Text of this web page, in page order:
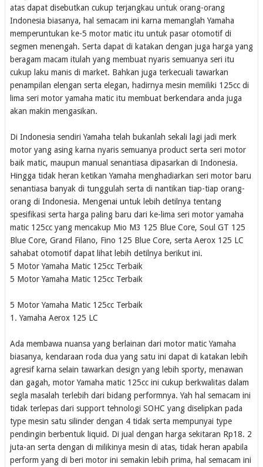
atas dapat disebutkan cukup terjangkau untuk orang-orang
Indonesia biasanya, hal semacam ini karna memanglah Yamaha
memperuntukan ke-5 motor matic itu untuk pasar otomotif di
segmen menengah. Serta dapat di katakan dengan juga harga yang
beragam macam itulah yang membuat nyaris semuanya seri itu
cukup laku manis di market. Bahkan juga terkecuali tawarkan
penampilan elengan serta elegan, hadirnya mesin memiliki 125cc di
lima seri motor yamaha matic itu membuat berkendara anda juga
akan makin mengasikan.
Di Indonesia sendiri Yamaha telah bukanlah sekali lagi jadi merk
motor yang asing karna nyaris semuanya product serta seri motor
baik matic, maupun manual senantiasa dipasarkan di Indonesia.
Hingga tidak heran ketikan Yamaha menghadiarkan seri motor baru
senantiasa banyak di tunggulah serta di nantikan tiap-tiap orang-
orang di Indonesia. Mengenai untuk lebih detilnya tentang
spesifikasi serta harga paling baru dari ke-lima seri motor yamaha
matic 125cc yang mencakup Mio M3 125 Blue Core, Soul GT 125
Blue Core, Grand Filano, Fino 125 Blue Core, serta Aerox 125 LC
sahabat otomotif dapat lihat lebih detilnya berikut ini.
5 Motor Yamaha Matic 125cc Terbaik
5 Motor Yamaha Matic 125cc Terbaik
5 Motor Yamaha Matic 125cc Terbaik
1. Yamaha Aerox 125 LC
Ada membawa nuansa yang berlainan dari motor matic Yamaha
biasanya, kendaraan roda dua yang satu ini dapat di katakan lebih
agresif karna selain tawarkan design yang lebih sporty, menawan
dan gagah, motor Yamaha matic 125cc ini cukup berkwalitas dalam
segla masalah terlebih dari bidang performnya. Yah hal semacam ini
tidak terlepas dari support tehnologi SOHC yang diselipkan pada
type mesin satu silinder dengan 4 tidak serta mempunyai type
pendingin berbentuk liquid. Di jual dengan harga sekitaran Rp18. 2
juta-an serta dengan di milikinya mesin di atas, tidak heran apabila
perform yang di beri motor ini semakin lebih prima, hal semacam ini